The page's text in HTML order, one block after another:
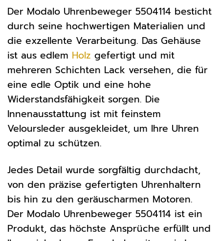
Der Modalo Uhrenbeweger 5504114 besticht
durch seine hochwertigen Materialien und
die exzellente Verarbeitung. Das Gehäuse
ist aus edlem Holz gefertigt und mit
mehreren Schichten Lack versehen, die für
eine edle Optik und eine hohe
Widerstandsfähigkeit sorgen. Die
Innenausstattung ist mit feinstem
Veloursleder ausgekleidet, um Ihre Uhren
optimal zu schützen.
Jedes Detail wurde sorgfältig durchdacht,
von den präzise gefertigten Uhrenhaltern
bis hin zu den geräuscharmen Motoren.
Der Modalo Uhrenbeweger 5504114 ist ein
Produkt, das höchste Ansprüche erfüllt und